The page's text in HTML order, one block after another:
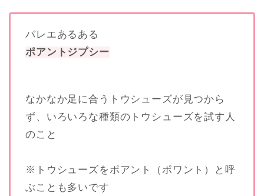
バレエあるある
ポアントジプシー
なかなか足に合うトウシューズが見つから
ず、いろいろな種類のトウシューズを試す人
のこと
※トウシューズをポアント（ポワント）と呼
ぶことも多いです